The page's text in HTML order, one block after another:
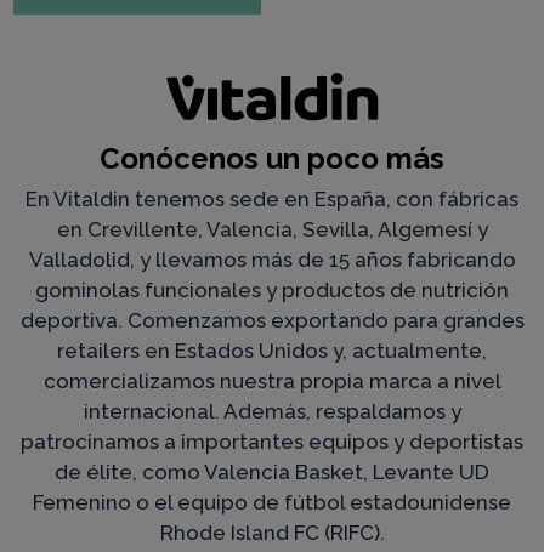
Conócenos un poco más
En Vitaldin tenemos sede en España, con fábricas
en Crevillente, Valencia, Sevilla, Algemesí y
Valladolid, y llevamos más de 15 años fabricando
gominolas funcionales y productos de nutrición
deportiva. Comenzamos exportando para grandes
retailers en Estados Unidos y, actualmente,
comercializamos nuestra propia marca a nivel
internacional. Además, respaldamos y
patrocinamos a importantes equipos y deportistas
de élite, como Valencia Basket, Levante UD
Femenino o el equipo de fútbol estadounidense
Rhode Island FC (RIFC).